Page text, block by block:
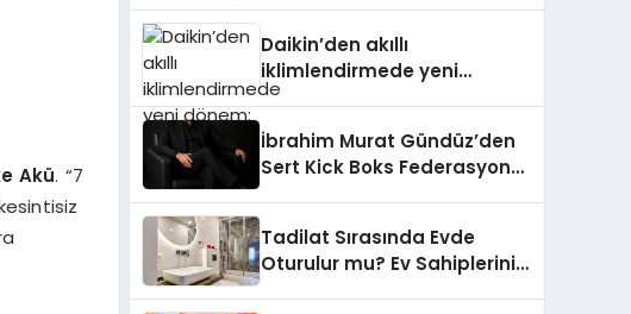
Akü. “7
Daikin’den akıllı
iklimlendirmede yeni
dönem: Madoka Plus
İbrahim Murat Gündüz’den
Sert Kick Boks Federasyonu
Tadilat Sırasında Evde
Oturulur mu? Ev Sahiplerinin